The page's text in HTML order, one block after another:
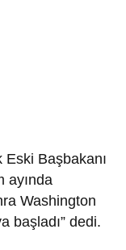
Başbakanı
ayında
Washington
başladı” dedi.